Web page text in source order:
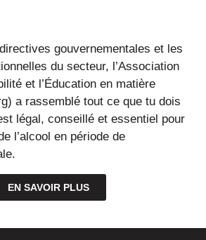
gouvernementales et les
du secteur, l’Association
et l’Éducation en matière
a rassemblé tout ce que tu dois
légal, conseillé et essentiel pour
l’alcool en période de
EN SAVOIR PLUS